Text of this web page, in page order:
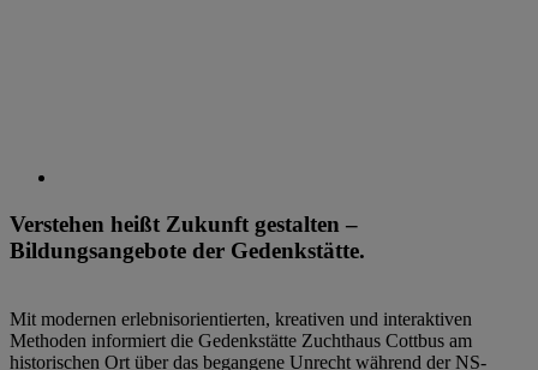
Verstehen heißt Zukunft gestalten –
Bildungsangebote der Gedenkstätte.
Mit modernen erlebnisorientierten, kreativen und interaktiven
Methoden informiert die Gedenkstätte Zuchthaus Cottbus am
historischen Ort über das begangene Unrecht während der NS-